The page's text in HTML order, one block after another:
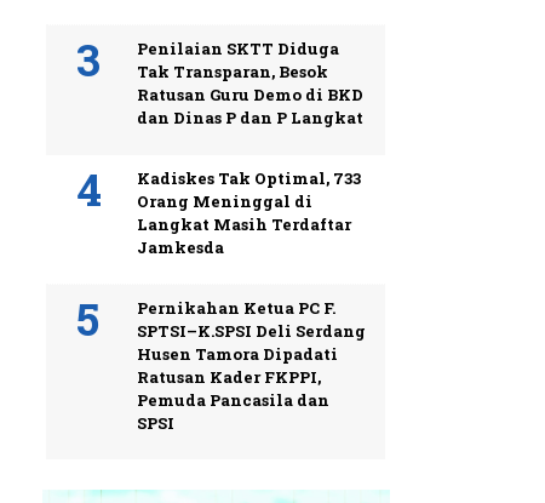
Penilaian SKTT Diduga
Tak Transparan, Besok
Ratusan Guru Demo di BKD
dan Dinas P dan P Langkat
Kadiskes Tak Optimal, 733
Orang Meninggal di
Langkat Masih Terdaftar
Jamkesda
Pernikahan Ketua PC F.
SPTSI–K.SPSI Deli Serdang
Husen Tamora Dipadati
Ratusan Kader FKPPI,
Pemuda Pancasila dan
SPSI